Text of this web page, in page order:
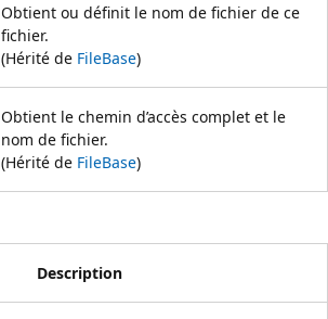
Obtient ou définit le nom de fichier de ce
fichier.
(Hérité de FileBase)
Obtient le chemin d’accès complet et le
nom de fichier.
(Hérité de FileBase)
Description